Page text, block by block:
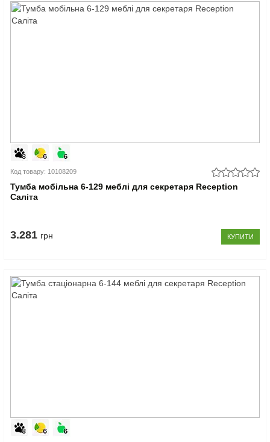
Код товару: 10108209
Тумба мобільна 6-129 меблі для секретаря Reception
Саліта
3.281 грн КУПИТИ